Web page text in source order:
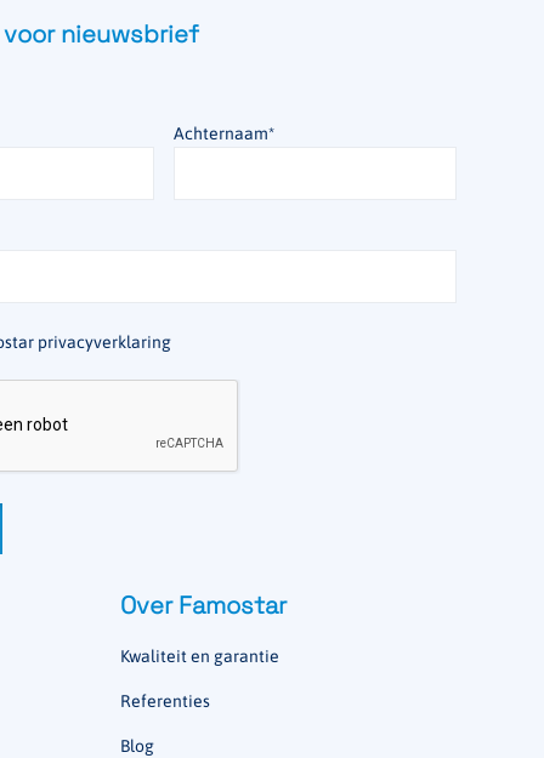
nieuwsbrief
Achternaam*
privacyverklaring
Over Famostar
Kwaliteit en garantie
Referenties
Blog